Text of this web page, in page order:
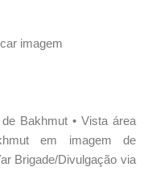
imagem
de Bakhmut •Vista área
em imagem de
Brigade/Divulgação via